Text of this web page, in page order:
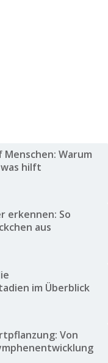
Menschen: Warum
hilft
erkennen: So
aus
im Überblick
Von